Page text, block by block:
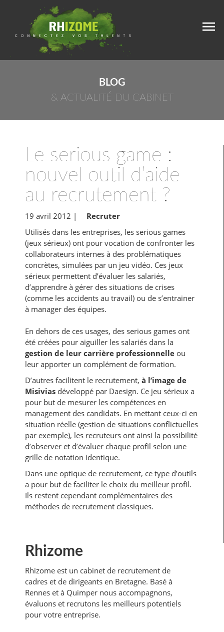
BLOG
& ACTUALITÉ DU CABINET
Le serious game :
nouvel outil d’aide
au recrutement ?
19 avril 2012 |
Recruter
Utilisés dans les entreprises, les serious games
(jeux sérieux) ont pour vocation de confronter les
collaborateurs internes à des problématiques
concrètes, simulées par un jeu vidéo. Ces jeux
sérieux permettent d’évaluer les salariés,
d’apprendre à gérer des situations de crises
(comme les accidents au travail) ou de s’entrainer
à manager des équipes.
En dehors de ces usages, des serious games ont
été créées pour aiguiller les salariés dans la
gestion de leur carrière professionnelle ou
leur apporter un complément de formation.
D’autres facilitent le recrutement, à l’image de
Misivias développé par Daesign. Ce jeu sérieux a
pour but de mesurer les compétences en
management des candidats. En mettant ceux-ci en
situation réelle (gestion de situations conflictuelles
par exemple), les recruteurs ont ainsi la possibilité
d’observer et d’évaluer chaque profil selon une
grille de notation identique.
Dans une optique de recrutement, ce type d’outils
a pour but de faciliter le choix du meilleur profil.
Ils restent cependant complémentaires des
méthodes de recrutement classiques.
Rhizome
Rhizome est un cabinet de recrutement de
cadres et de dirigeants en Bretagne. Basé à
Rennes et à Quimper nous accompagnons,
évaluons et recrutons les meilleurs potentiels
pour votre entreprise.